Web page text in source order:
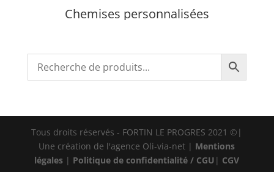
Chemises personnalisées
Tous droits réservés - FORTIN LE PROGRES 2021 ©|
Une création de l'agence Oli-via-net | Mentions
légales | Politique de confidentialité / CGU | CGV